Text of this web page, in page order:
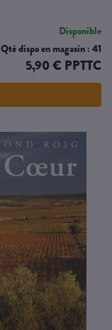
Disponible
Qté dispo en magasin : 41
5,90 € PPTTC